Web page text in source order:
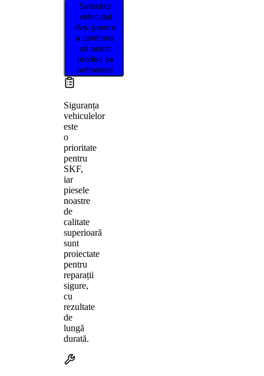
Selectați
vehiculul
dvs. pentru
a confirma
că acest
produs se
potrivește
Siguranța
vehiculelor
este
o
prioritate
pentru
SKF,
iar
piesele
noastre
de
calitate
superioară
sunt
proiectate
pentru
reparații
sigure,
cu
rezultate
de
lungă
durată.